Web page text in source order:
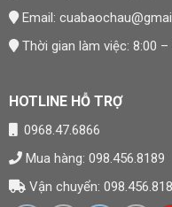
Email:
Thời gian làm việc: 8:00
HOTLINE HỖ TRỢ
0968.47.6866
Mua hàng: 098.456.8189
Vận chuyển: